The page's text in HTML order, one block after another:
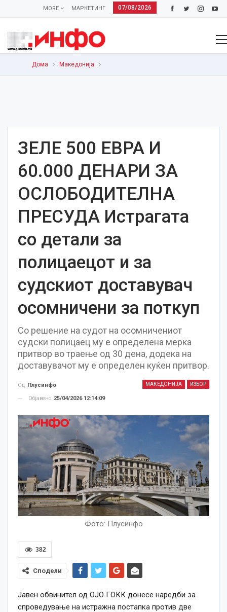
07/08/2026
МАРКЕТИНГ
MORE
Дома Македонија
ЗЕЛЕ 500 ЕВРА И
60.000 ДЕНАРИ ЗА
ОСЛОБОДИТЕЛНА
ПРЕСУДА Истрагата
со детали за
полицаецот и за
судскиот доставувач
осомничени за поткуп
Со решение на судот на осомничениот
судски полицаец му е определена мерка
притвор во траење од 30 дена, додека на
доставувачот му е определен куќен притвор.
МАКЕДОНИЈА ИЗБОР
Од Плусинфо
Објавено 25/04/2026 12:14:09
Фото: Плусинфо
382
Сподели
Јавен обвинител од ОЈО ГОКК донесе наредби за
спроведување на истражна постапка против две